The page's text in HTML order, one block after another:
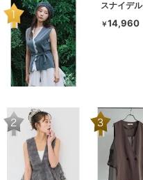
スナイデル
￥14,960